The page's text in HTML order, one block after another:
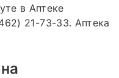
в Аптеке
21-73-33. Аптека